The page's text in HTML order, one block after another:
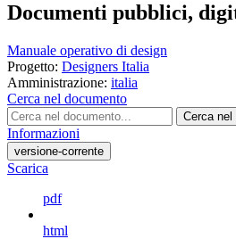
Documenti pubblici,
Manuale operativo di design
Progetto: Designers Italia
Amministrazione: italia
Cerca nel documento
Cerca nel
Informazioni
versione-corrente
Scarica
pdf
html